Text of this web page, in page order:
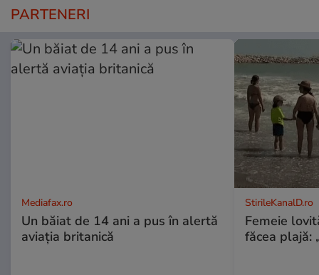
PARTENERI
Mediafax.ro
Un băiat de 14 ani a pus în alertă
aviația britanică
StirileKanalD.ro
Femeie
făcea plajă: